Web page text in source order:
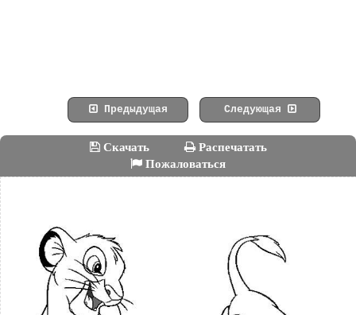
Предыдущая Следующая
Скачать
Распечатать
Пожаловаться